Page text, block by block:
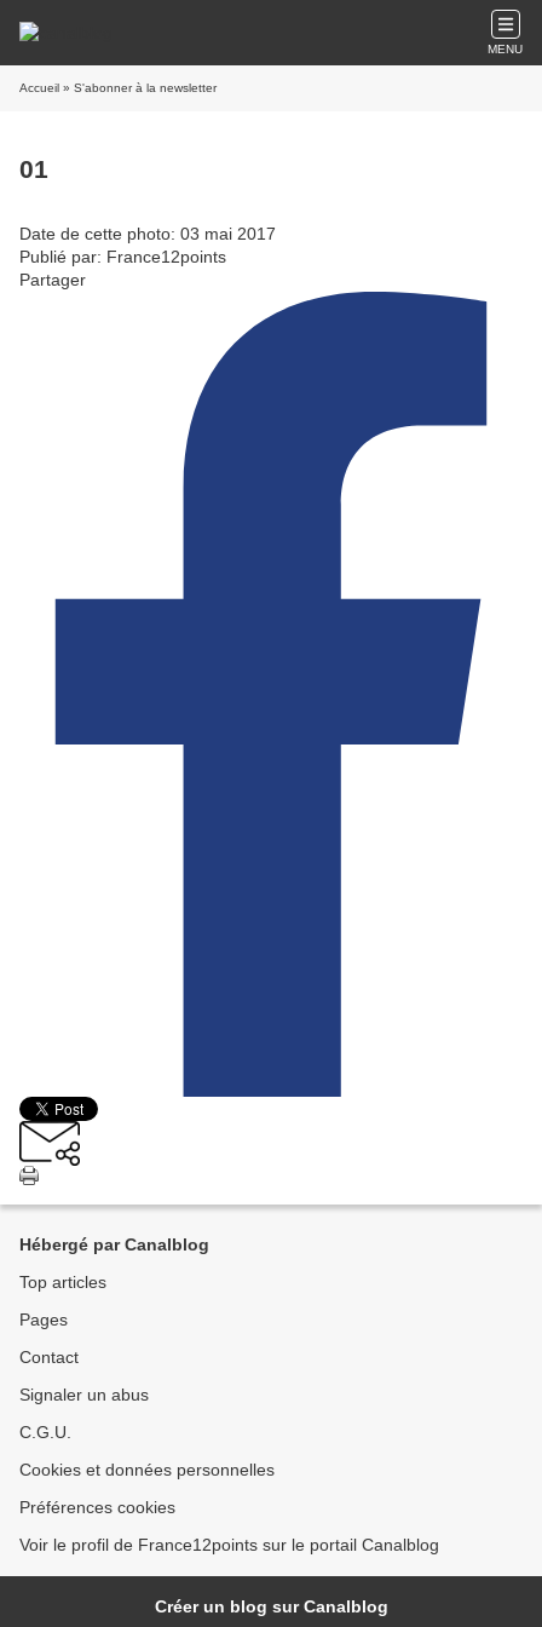
MENU
Accueil » S'abonner à la newsletter
01
Date de cette photo: 03 mai 2017
Publié par: France12points
Partager
Hébergé par Canalblog
Top articles
Pages
Contact
Signaler un abus
C.G.U.
Cookies et données personnelles
Préférences cookies
Voir le profil de France12points sur le portail Canalblog
Créer un blog sur Canalblog